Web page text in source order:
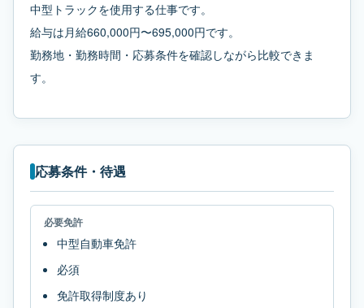
中型トラックを使用する仕事です。
給与は月給660,000円〜695,000円です。
勤務地・勤務時間・応募条件を確認しながら比較できま
す。
応募条件・待遇
必要免許
中型自動車免許
必須
免許取得制度あり